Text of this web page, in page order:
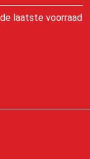
laatste voorraad